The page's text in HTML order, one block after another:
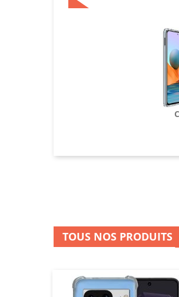
coques peuvent être
veulent un autre genre de
surtout une protection
coque qui dispose d’un
de tous les côtés. Les
smartphone, mais aussi de
C’est le genre de coque
TOUS NOS PRODUITS